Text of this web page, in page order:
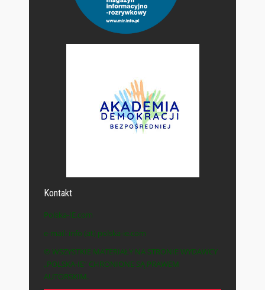
Kontakt
Polska-IE.com
e-mail: info (at) polska-ie.com
© WSZYSTKIE MATERIAŁY NA STRONIE WYDAWCY
„POLSKA-IE” CHRONIONE SĄ PRAWEM
AUTORSKIM.